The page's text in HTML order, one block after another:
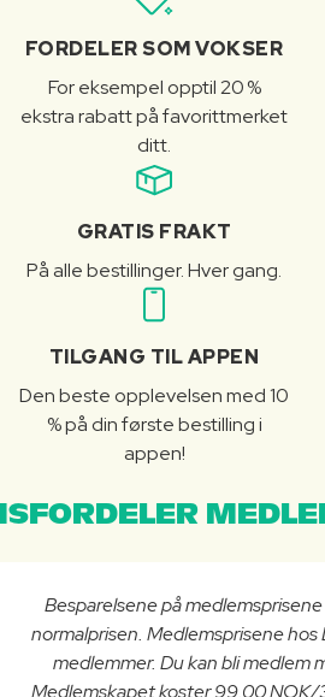
FORDELER SOM VOKSER
For eksempel opptil 20 %
ekstra rabatt på favorittmerket
ditt.
GRATIS FRAKT
På alle bestillinger. Hver gang.
TILGANG TIL APPEN
Den beste opplevelsen med 10
% på din første bestilling i
appen!
Besparelsene på
normalprisen. Medlemsprisene
medlemmer. Du kan bli medlem
Medlemskapet koster 99.00